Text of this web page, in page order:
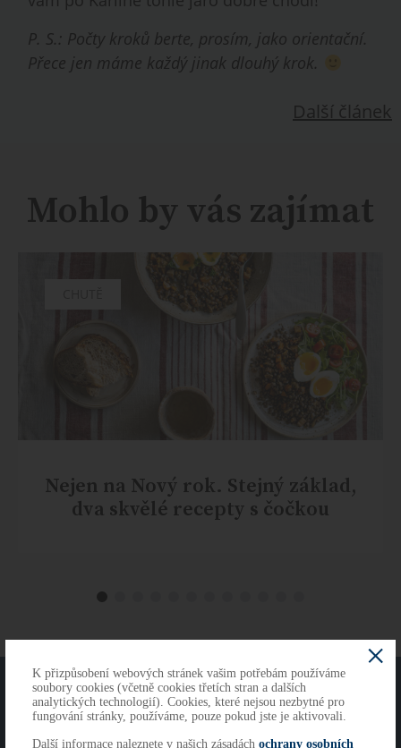
P. S.: Počty kroků berte, prosím, jako orientační.
Přece jen máme každý jinak dlouhý krok.
Další článek
Mohlo by vás zajímat
Nejen na Nový rok. Stejný základ,
dva skvělé recepty s čočkou
O NÁS KONTAKTY
K přizpůsobení webových stránek vašim potřebám používáme
soubory cookies (včetně cookies třetích stran a dalších
analytických technologií). Cookies, které nejsou nezbytné pro
fungování stránky, používáme, pouze pokud jste je aktivovali.
Další informace naleznete v našich zásadách ochrany osobních